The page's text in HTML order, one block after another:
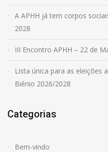
A APHH já tem corpos
2028
III Encontro APHH – 22 de
Lista única para as eleições
Biénio 2026/2028
Categorias
Bem-vindo